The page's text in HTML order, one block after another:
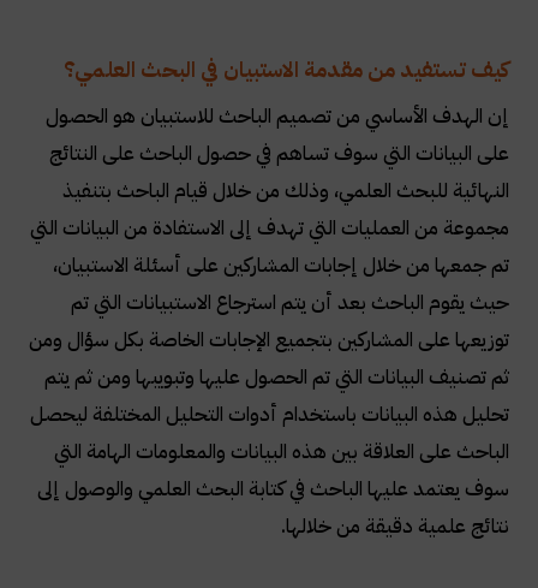
كيف تستفيد من مقدمة الاستبيان في البحث العلمي؟
إن الهدف الأساسي من تصميم الباحث للاستبيان هو الحصول
على البيانات التي سوف تساهم في حصول الباحث على النتائج
النهائية للبحث العلمي، وذلك من خلال قيام الباحث بتنفيذ
مجموعة من العمليات التي تهدف إلى الاستفادة من البيانات التي
تم جمعها من خلال إجابات المشاركين على أسئلة الاستبيان،
حيث يقوم الباحث بعد أن يتم استرجاع الاستبيانات التي تم
توزيعها على المشاركين بتجميع الإجابات الخاصة بكل سؤال ومن
ثم تصنيف البيانات التي تم الحصول عليها وتبويبها ومن ثم يتم
تحليل هذه البيانات باستخدام أدوات التحليل المختلفة ليحصل
الباحث على العلاقة بين هذه البيانات والمعلومات الهامة التي
سوف يعتمد عليها الباحث في كتابة البحث العلمي والوصول إلى
نتائج علمية دقيقة من خلالها.